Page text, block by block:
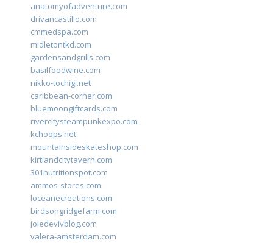
anatomyofadventure.com
drivancastillo.com
cmmedspa.com
midletontkd.com
gardensandgrills.com
basilfoodwine.com
nikko-tochigi.net
caribbean-corner.com
bluemoongiftcards.com
rivercitysteampunkexpo.com
kchoops.net
mountainsideskateshop.com
kirtlandcitytavern.com
301nutritionspot.com
ammos-stores.com
loceanecreations.com
birdsongridgefarm.com
joiedevivblog.com
valera-amsterdam.com